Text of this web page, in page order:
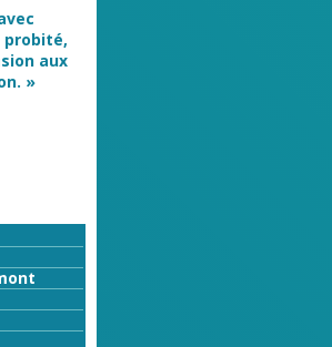
probité,
aux
»